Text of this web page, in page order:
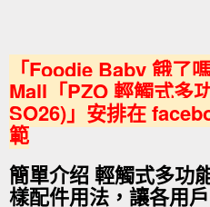
「Foodie Baby 餓了
Mall「PZO 輕觸式多
SO26)」安排在
範
簡單介绍 輕觸式多功
樣配件用法，讓各用